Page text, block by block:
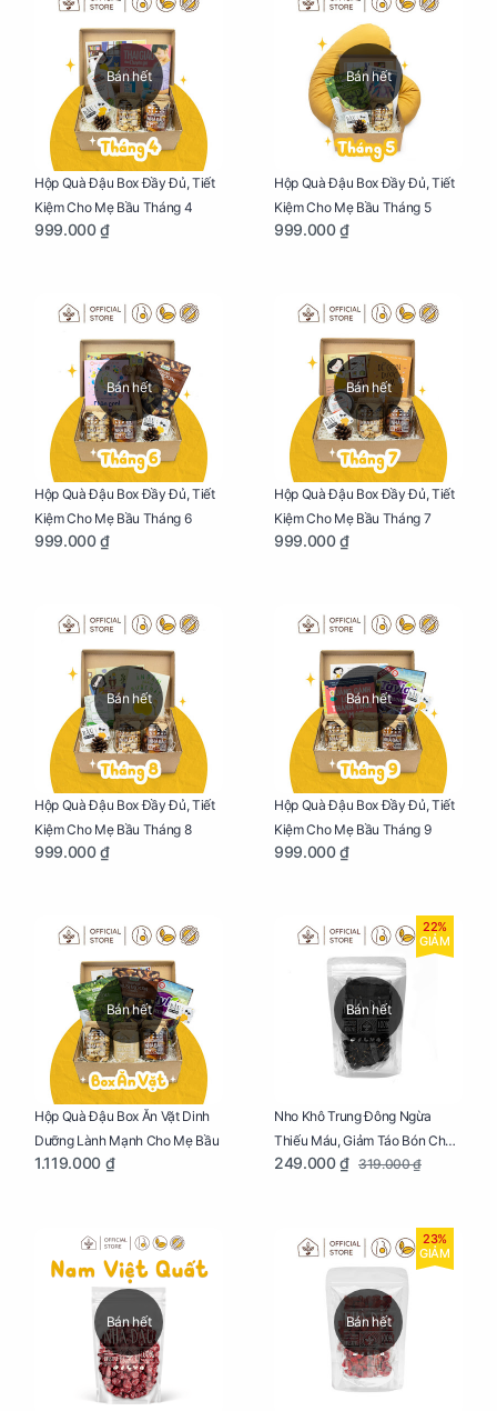
Bán hết
Hộp Quà Đậu Box Đầy Đủ, Tiết
Kiệm Cho Mẹ Bầu Tháng 4
999.000 ₫
Bán hết
Hộp Quà Đậu Box Đầy Đủ, Tiết
Kiệm Cho Mẹ Bầu Tháng 5
999.000 ₫
Bán hết
Hộp Quà Đậu Box Đầy Đủ, Tiết
Kiệm Cho Mẹ Bầu Tháng 6
999.000 ₫
Bán hết
Hộp Quà Đậu Box Đầy Đủ, Tiết
Kiệm Cho Mẹ Bầu Tháng 7
999.000 ₫
Bán hết
Hộp Quà Đậu Box Đầy Đủ, Tiết
Kiệm Cho Mẹ Bầu Tháng 8
999.000 ₫
Bán hết
Hộp Quà Đậu Box Đầy Đủ, Tiết
Kiệm Cho Mẹ Bầu Tháng 9
999.000 ₫
Bán hết
Hộp Quà Đậu Box Ăn Vặt Dinh
Dưỡng Lành Mạnh Cho Mẹ Bầu
1.119.000 ₫
Bán hết
22%
GIẢM
Nho Khô Trung Đông Ngừa
Thiếu Máu, Giảm Táo Bón Cho
Mẹ Bầu Túi 250g
249.000 ₫ 319.000 ₫
Bán hết Bán hết
23%
GIẢM